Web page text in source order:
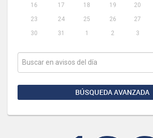
16
17 18 19 20
23
24 25 26 27
30
31 1 2 3
BÚSQUEDA AVANZADA